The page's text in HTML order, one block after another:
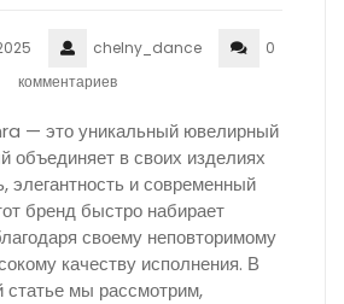
chelny_dance
0
комментариев
— это уникальный ювелирный
объединяет в своих изделиях
элегантность и современный
бренд быстро набирает
своему неповторимому
качеству исполнения. В
статье мы рассмотрим,